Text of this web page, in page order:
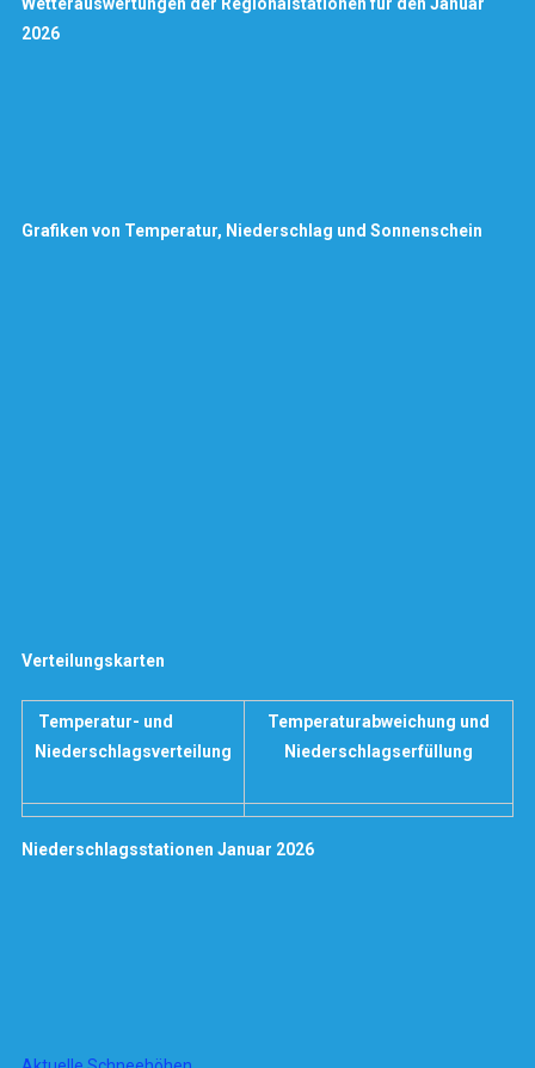
2026
Grafiken von Temperatur, Niederschlag und Sonnenschein
Verteilungskarten
Temperatur- und
Niederschlagsverteilung
Temperaturabweichung und
Niederschlagserfüllung
Niederschlagsstationen Januar 2026